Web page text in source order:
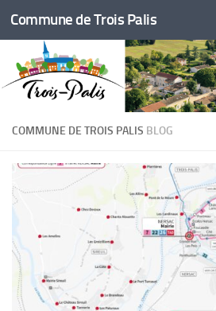
Skip to content
Commune de Trois Palis
COMMUNE DE TROIS PALIS BLOG